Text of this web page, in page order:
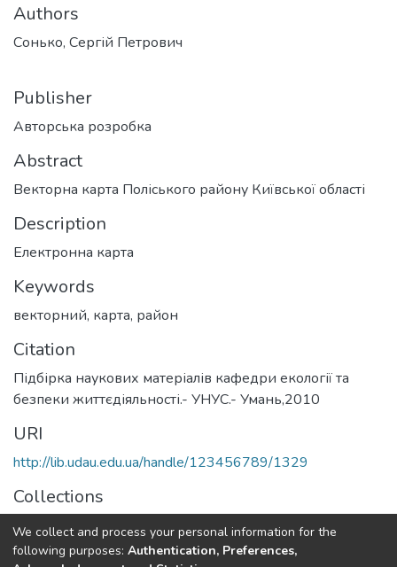
Authors
Сонько, Сергій Петрович
Publisher
Авторська розробка
Abstract
Векторна карта Поліського району Київської області
Description
Електронна карта
Keywords
векторний, карта, район
Citation
Підбірка наукових матеріалів кафедри екології та
безпеки життєдіяльності.- УНУС.- Умань,2010
URI
http://lib.udau.edu.ua/handle/123456789/1329
Collections
Кафедра екології
We collect and process your personal information for the
following purposes: Authentication, Preferences,